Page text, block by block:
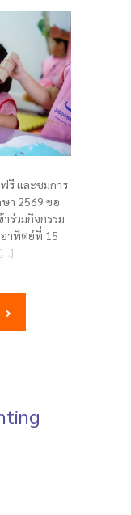
รี และชมการ
า 2569 ขอ
ร่วมกิจกรรม
าทิตย์ที่ 15
[…]